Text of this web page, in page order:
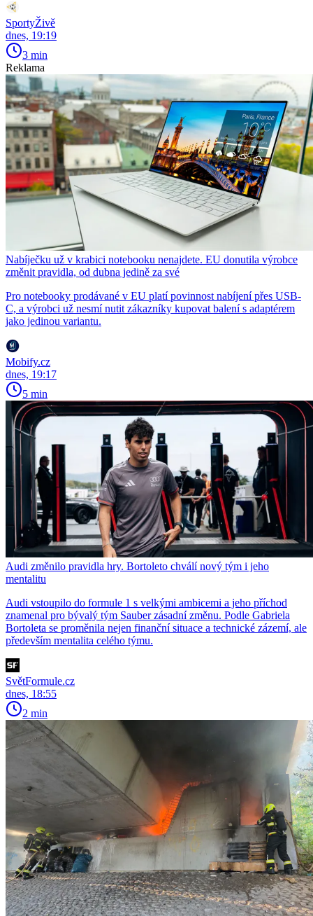
SportyŽivě
dnes, 19:19
3 min
Reklama
Nabíječku už v krabici notebooku nenajdete. EU donutila výrobce
změnit pravidla, od dubna jedině za své
Pro notebooky prodávané v EU platí povinnost nabíjení přes USB-
C, a výrobci už nesmí nutit zákazníky kupovat balení s adaptérem
jako jedinou variantu.
Mobify.cz
dnes, 19:17
5 min
Audi změnilo pravidla hry. Bortoleto chválí nový tým i jeho
mentalitu
Audi vstoupilo do formule 1 s velkými ambicemi a jeho příchod
znamenal pro bývalý tým Sauber zásadní změnu. Podle Gabriela
Bortoleta se proměnila nejen finanční situace a technické zázemí, ale
především mentalita celého týmu.
SvětFormule.cz
dnes, 18:55
2 min